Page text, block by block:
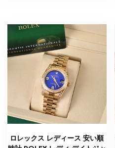
ロレックス レディース 安い順